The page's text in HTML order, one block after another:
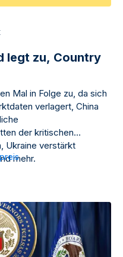
legt zu, Country
Mal in Folge zu, da sich
verlagert, China
der kritischen
Ukraine verstärkt
mehr.